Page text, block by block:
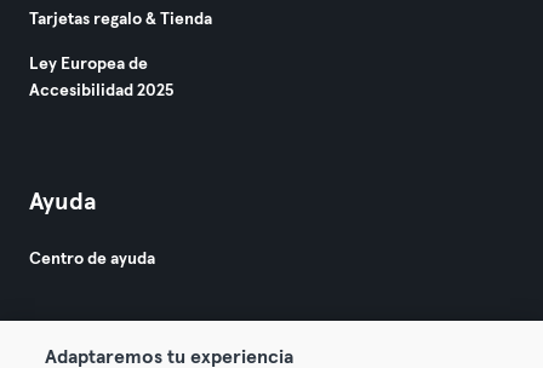
Tarjetas regalo & Tienda
Ley Europea de
Accesibilidad 2025
Ayuda
Centro de ayuda
Adaptaremos tu experiencia